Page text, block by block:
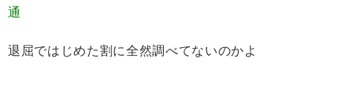
通
退屈ではじめた割に全然調べてないのかよ